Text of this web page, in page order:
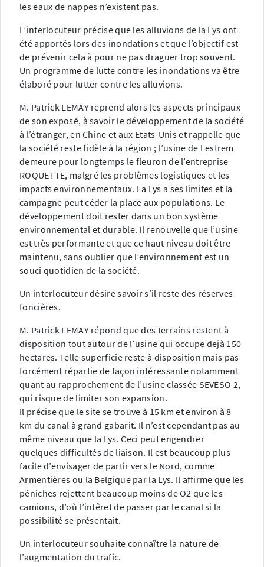
les eaux de nappes n’existent pas.
L’interlocuteur précise que les alluvions de la Lys ont
été apportés lors des inondations et que l’objectif est
de prévenir cela à pour ne pas draguer trop souvent.
Un programme de lutte contre les inondations va être
élaboré pour lutter contre les alluvions.
M. Patrick LEMAY reprend alors les aspects principaux
de son exposé, à savoir le développement de la société
à l’étranger, en Chine et aux Etats-Unis et rappelle que
la société reste fidèle à la région ; l’usine de Lestrem
demeure pour longtemps le fleuron de l’entreprise
ROQUETTE, malgré les problèmes logistiques et les
impacts environnementaux. La Lys a ses limites et la
campagne peut céder la place aux populations. Le
développement doit rester dans un bon système
environnemental et durable. Il renouvelle que l’usine
est très performante et que ce haut niveau doit être
maintenu, sans oublier que l’environnement est un
souci quotidien de la société.
Un interlocuteur désire savoir s’il reste des réserves
foncières.
M. Patrick LEMAY répond que des terrains restent à
disposition tout autour de l’usine qui occupe dejà 150
hectares. Telle superficie reste à disposition mais pas
forcément répartie de façon intéressante notamment
quant au rapprochement de l’usine classée SEVESO 2,
qui risque de limiter son expansion.
Il précise que le site se trouve à 15 km et environ à 8
km du canal à grand gabarit. Il n’est cependant pas au
même niveau que la Lys. Ceci peut engendrer
quelques difficultés de liaison. Il est beaucoup plus
facile d’envisager de partir vers le Nord, comme
Armentières ou la Belgique par la Lys. Il affirme que les
péniches rejettent beaucoup moins de O2 que les
camions, d’où l’intêret de passer par le canal si la
possibilité se présentait.
Un interlocuteur souhaite connaître la nature de
l’augmentation du trafic.